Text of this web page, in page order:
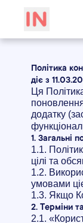
Політика
діє з
Ця
додатку
1. Загальні
1.1.
цілі та
1.2.
умовами
1.3. Якщо
2. Терміни
2.1.